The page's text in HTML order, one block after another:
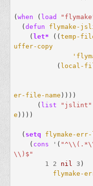
(when ( load
(defun flymake-
(let* ((temp-
uffer-copy
( local-
er-file-name ))))
( list "jslint"
e ))))
( setq
flymake-
( cons ' (
\\)$"
1
2 nil 3 )
flymake-